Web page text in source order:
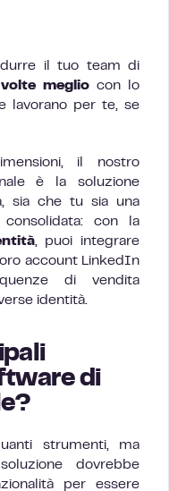
il tuo team di
meglio con lo
lavorano per te, se
il nostro
è la soluzione
sia che tu sia una
con la
, puoi integrare
account LinkedIn
di vendita
identità.
di
strumenti, ma
dovrebbe
per essere